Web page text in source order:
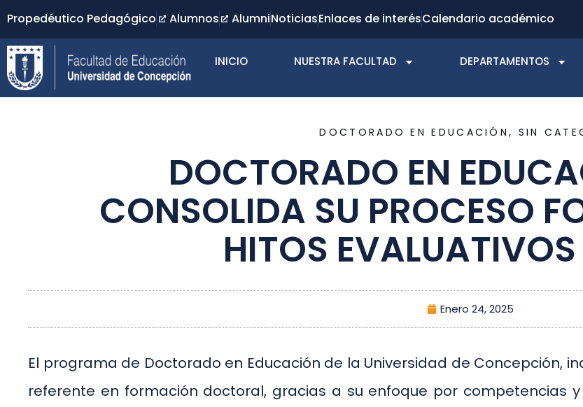
Propedéutico Pedagógico Alumnos AlumniNoticiasEnlaces de interésCalendario académico
INICIO NUESTRA FACULTAD DEPARTAMENTOS
DOCTORADO EN EDUCACIÓN, SIN
DOCTORADO EN
CONSOLIDA SU PROCESO
HITOS
Enero 24, 2025
El programa de Doctorado en Educación de la Universidad de Concepción,
referente en formación doctoral, gracias a su enfoque por competencias